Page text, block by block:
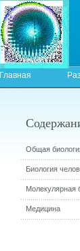
Главная
Общая
Биология
Молекулярная
Медицина